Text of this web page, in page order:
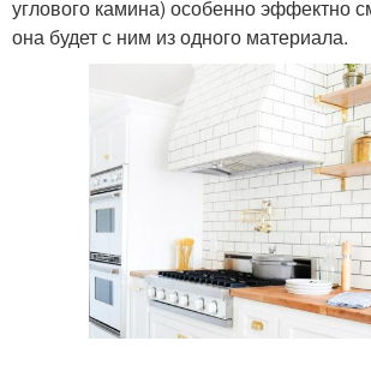
углового камина) особенно эффектно
она будет с ним из одного материала.